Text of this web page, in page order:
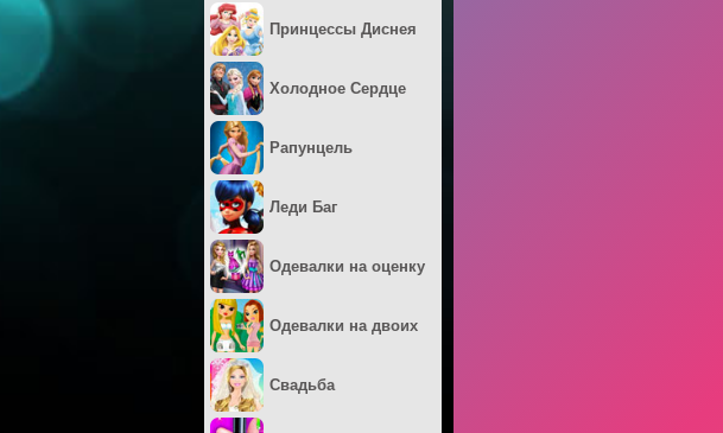
Принцессы Диснея
Холодное Сердце
Рапунцель
Леди Баг
Одевалки на оценку
Одевалки на двоих
Свадьба